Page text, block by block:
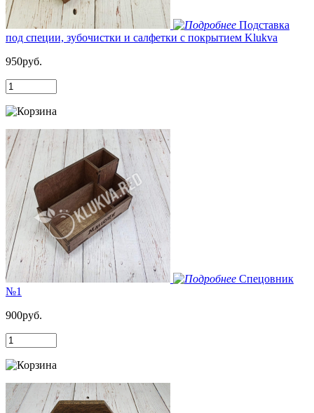
Подставка
под специи, зубочистки и салфетки с покрытием Klukva
950руб.
Спецовник
№1
900руб.